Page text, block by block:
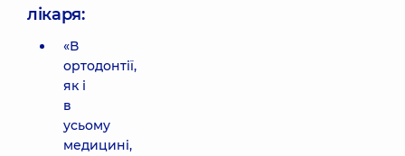
лікаря:
«В
ортодонтії,
як і
в
усьому
медицині,